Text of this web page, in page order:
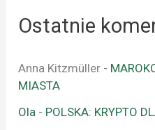
Ostatnie
Anna Kitzmüller -
MIASTA
Ola - POLSKA: KRYPTO